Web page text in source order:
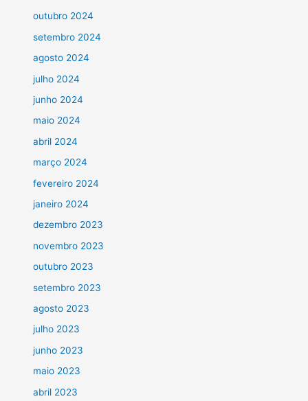
outubro 2024
setembro 2024
agosto 2024
julho 2024
junho 2024
maio 2024
abril 2024
março 2024
fevereiro 2024
janeiro 2024
dezembro 2023
novembro 2023
outubro 2023
setembro 2023
agosto 2023
julho 2023
junho 2023
maio 2023
abril 2023